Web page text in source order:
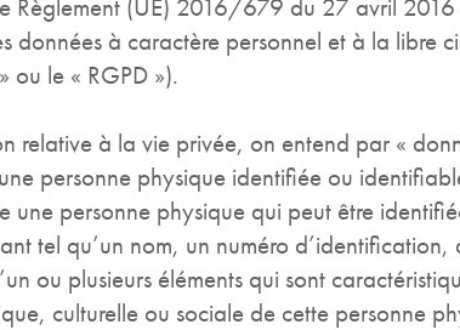
données à caractère personnel et à la libre
ou le « RGPD »).
relative à la vie privée, on entend par «
personne physique identifiée ou
une personne physique qui peut être
tel qu’un nom, un numéro d’identification,
ou plusieurs éléments qui sont
culturelle ou sociale de cette personne